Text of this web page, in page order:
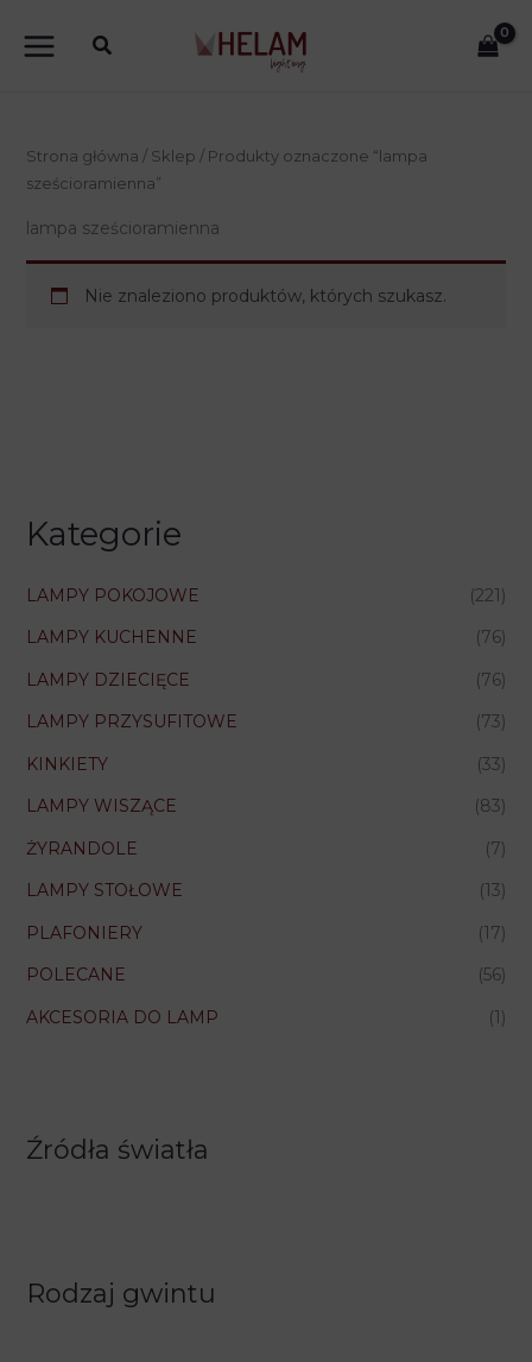
Kategorie
LAMPY POKOJOWE
(221)
LAMPY KUCHENNE
(76)
LAMPY DZIECIĘCE
(76)
LAMPY PRZYSUFITOWE
(73)
KINKIETY
(33)
LAMPY WISZĄCE
(83)
ŻYRANDOLE
(7)
LAMPY STOŁOWE
(13)
PLAFONIERY
(17)
POLECANE
(56)
AKCESORIA DO LAMP
(1)
Źródła światła
Rodzaj gwintu
Strona główna / Sklep / Produkty oznaczone “lampa
sześcioramienna”
lampa sześcioramienna
Nie znaleziono produktów, których szukasz.